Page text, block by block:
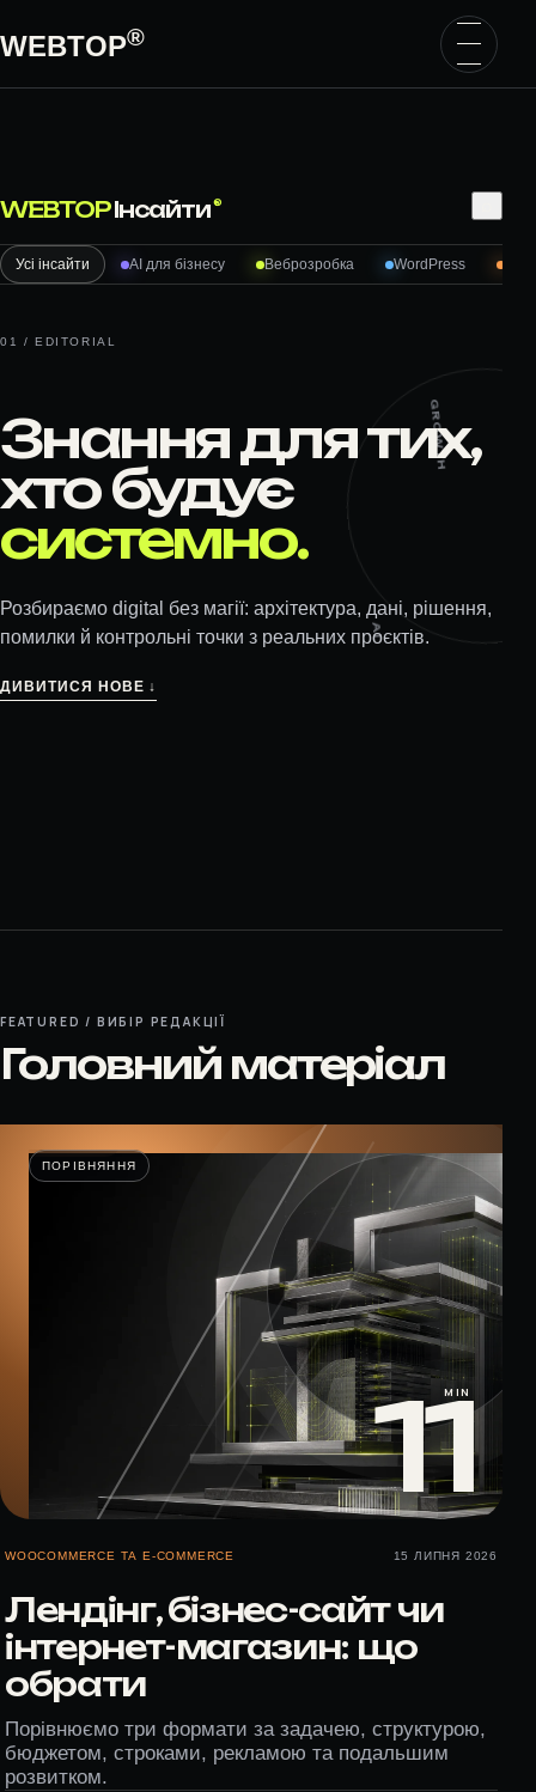
WEBTOP®
WEBTOPІнсайти ®
Пошук
Усі інсайти AI для бізнесу Веброзробка WordPress
01 / EDITORIAL
Знання для тих,
хто будує
системно.
Розбираємо digital без магії: архітектура, дані, рішення,
помилки й контрольні точки з реальних проєктів.
ДИВИТИСЯ НОВЕ ↓
GROWTH
FEATURED / ВИБІР РЕДАКЦІЇ
Головний матеріал
ПОРІВНЯННЯ
11
MIN
WOOCOMMERCE ТА E-COMMERCE 15 ЛИПНЯ 2026
Лендінг, бізнес-сайт чи
інтернет-магазин: що
обрати
Порівнюємо три формати за задачею, структурою,
бюджетом, строками, рекламою та подальшим
розвитком.